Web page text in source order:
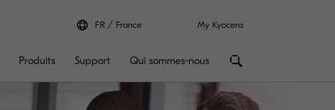
FR France My Kyocera
Produits Support Qui sommes-nous